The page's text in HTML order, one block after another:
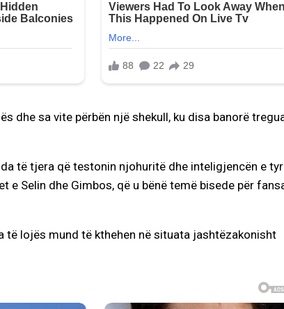
dhe sa vite përbën një shekull, ku disa banorë
të tjera që testonin njohuritë dhe inteligjencën e
Selin dhe Gimbos, që u bënë temë bisede për
të lojës mund të kthehen në situata jashtëzakonisht